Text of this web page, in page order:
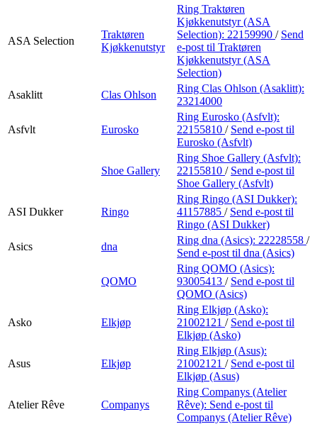
ASA Selection
Traktøren
Kjøkkenutstyr
Ring Traktøren
Kjøkkenutstyr (ASA
Selection): 22159990 / Send
e-post til Traktøren
Kjøkkenutstyr (ASA
Selection)
Asaklitt
Clas Ohlson
Ring Clas Ohlson (Asaklitt):
23214000
Asfvlt Eurosko
Ring Eurosko (Asfvlt):
22155810 / Send e-post til
Eurosko (Asfvlt)
Shoe Gallery
Ring Shoe Gallery (Asfvlt):
22155810 / Send e-post til
Shoe Gallery (Asfvlt)
ASI Dukker Ringo
Ring Ringo (ASI Dukker):
41157885 / Send e-post til
Ringo (ASI Dukker)
Asics
dna
Ring dna (Asics): 22228558 /
Send e-post til dna (Asics)
QOMO
Ring QOMO (Asics):
93005413 / Send e-post til
QOMO (Asics)
Asko Elkjøp
Ring Elkjøp (Asko):
21002121 / Send e-post til
Elkjøp (Asko)
Asus Elkjøp
Ring Elkjøp (Asus):
21002121 / Send e-post til
Elkjøp (Asus)
Atelier Rêve Companys
Ring Companys (Atelier
Rêve): Send e-post til
Companys (Atelier Rêve)